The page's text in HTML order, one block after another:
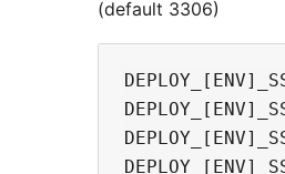
(default 3306)